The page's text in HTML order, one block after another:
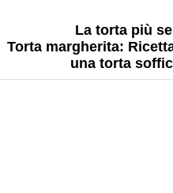
La torta più
Torta margherita:
una torta